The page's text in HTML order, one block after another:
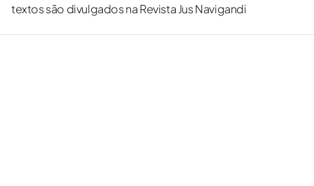
textos são divulgados na Revista Jus Navigandi